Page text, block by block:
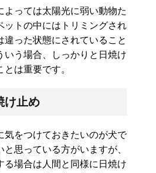
よっては太陽光に弱い動物た
ットの中にはトリミングされ
違った状態にされていること
いう場合、しっかりと日焼け
は重要です。
け止め
気をつけておきたいのが犬で
思っている方がいますが、
る場合は人間と同様に日焼け